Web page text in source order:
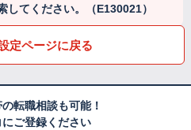
してください。（E130021）
定ページに戻る
転職相談も可能！
ご登録ください